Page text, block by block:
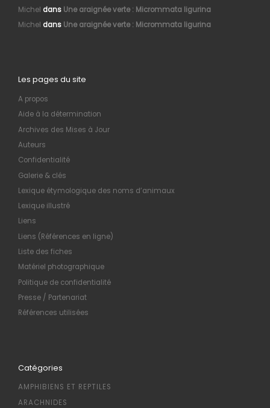
Michel dans Une araignée verte : Micrommata ligurina
Michel dans Une araignée verte : Micrommata ligurina
Les pages du site
A propos
Aide à la détermination
Archives des Mises à Jour
Auteurs
Confidentialité
Galerie & clés
Lexique étymologique des noms d’animaux
Lexique illustré
Liens
Liens (Références en ligne)
Liste des fiches
Matériel photographique
Politique de confidentialité
Presse / Partenariat
Références utilisées
Catégories
AMPHIBIENS ET REPTILES
ARACHNIDES